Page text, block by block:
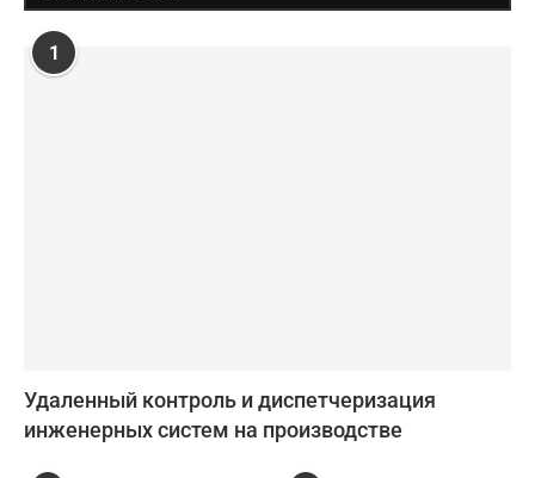
1
Удаленный контроль и диспетчеризация
инженерных систем на производстве